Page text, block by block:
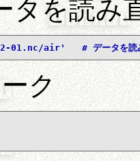
タを読み
01.nc/air'   # データを読
ク